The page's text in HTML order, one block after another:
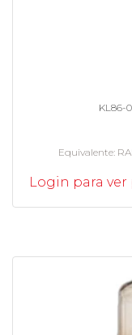
KL86-
Equivalente
Login para ver